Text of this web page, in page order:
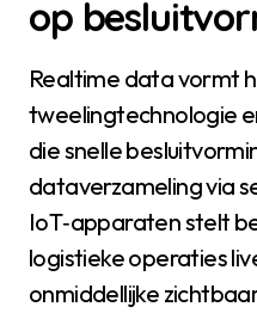
op
Realtime data vormt
tweelingtechnologie
die snelle
dataverzameling via
IoT‑apparaten stelt
logistieke operaties
onmiddellijke